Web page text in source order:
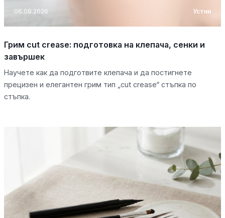
06.08.2026 Устни
Грим cut crease: подготовка на клепача, сенки и
завършек
Научете как да подготвите клепача и да постигнете
прецизен и елегантен грим тип „cut crease“ стъпка по
стъпка.